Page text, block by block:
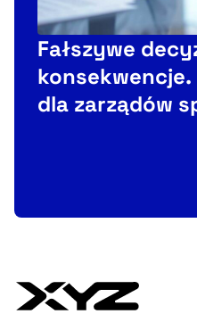
Fałszywe
dla zarządów